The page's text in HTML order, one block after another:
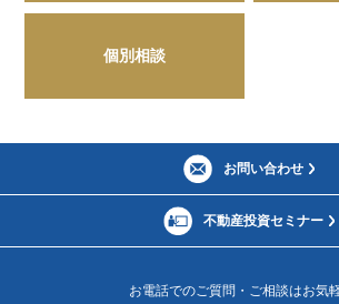
個別相談
お問い合わせ
不動産投資セミナー
お電話でのご質問・ご相談はお気